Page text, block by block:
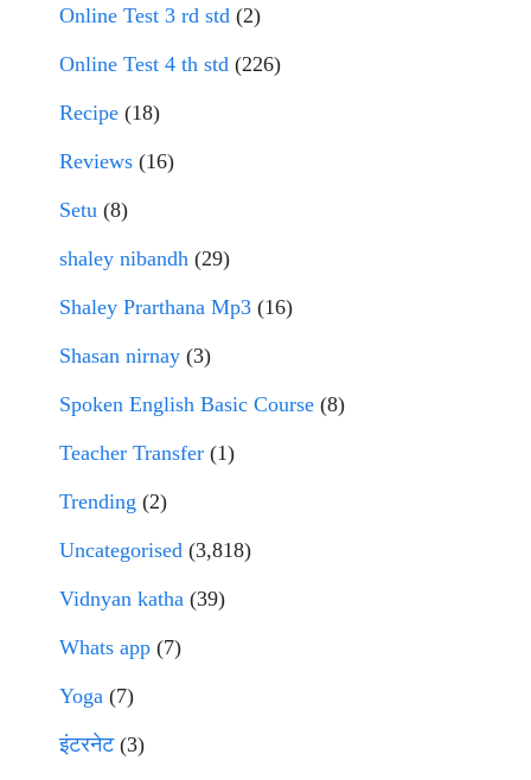
Online Test 3 rd std (2)
Online Test 4 th std (226)
Recipe (18)
Reviews (16)
Setu (8)
shaley nibandh (29)
Shaley Prarthana Mp3 (16)
Shasan nirnay (3)
Spoken English Basic Course (8)
Teacher Transfer (1)
Trending (2)
Uncategorised (3,818)
Vidnyan katha (39)
Whats app (7)
Yoga (7)
इंटरनेट(3)